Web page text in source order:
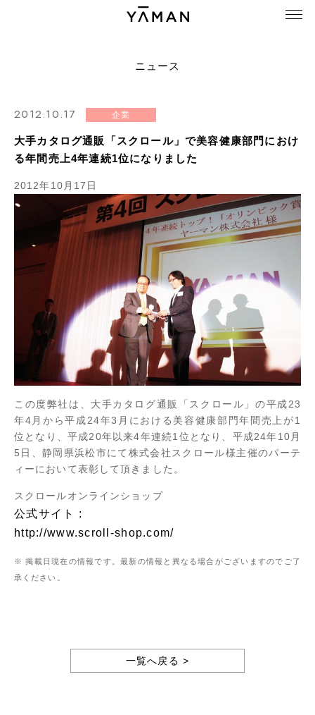
ニュース
2012.10.17 企業
大手カタログ通販「スクロール」で美容健康部門におけ
る年間売上4年連続1位になりました
2012年10月17日
この度弊社は、大手カタログ通販「スクロール」の平成23
年4月から平成24年3月における美容健康部門年間売上が1
位となり、平成20年以来4年連続1位となり、平成24年10月
5日、静岡県浜松市にて株式会社スクロール様主催のパーテ
ィーにおいて表彰して頂きました。
スクロールオンラインショップ
公式サイト :
http://www.scroll-shop.com/
※ 掲載日現在の情報です。最新の情報と異なる場合がございますのでご了
承ください。
一覧へ戻る >